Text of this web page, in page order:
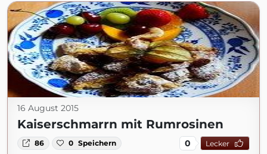
16 August 2015
Kaiserschmarrn mit Rumrosinen
86 0 Speichern 0 Lecker